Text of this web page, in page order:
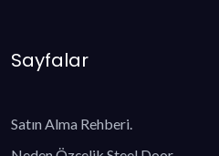
Sayfalar
Satın Alma Rehberi.